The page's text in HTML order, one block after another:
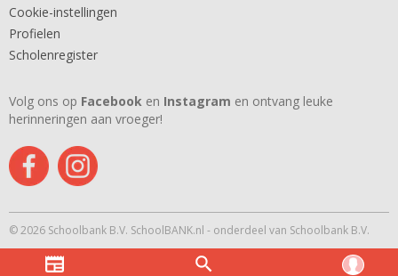
Cookie-instellingen
Profielen
Scholenregister
Volg ons op Facebook en Instagram en ontvang leuke
herinneringen aan vroeger!
© 2026 Schoolbank B.V. SchoolBANK.nl - onderdeel van Schoolbank B.V.